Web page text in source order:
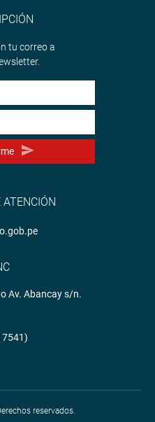
tu correo a
ATENCIÓN
Av. Abancay s/n.
7541)
reservados.